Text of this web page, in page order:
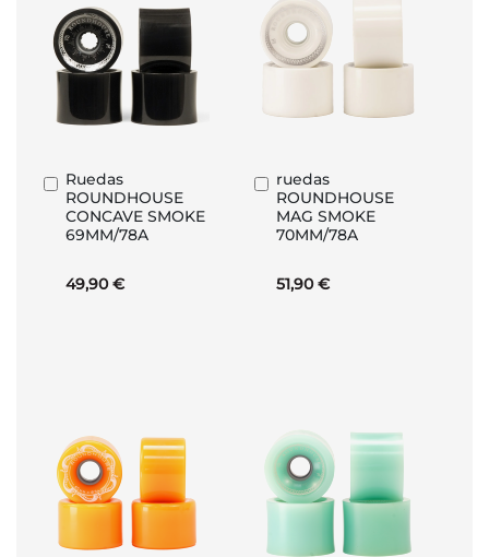
Ruedas
ROUNDHOUSE
CONCAVE SMOKE
69MM/78A
49,90 €
Añadir
al
carrito
ruedas
ROUNDHOUSE
MAG SMOKE
70MM/78A
51,90 €
Añadir
al
carrito